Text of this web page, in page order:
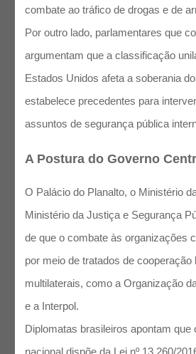
combate ao tráfico de drogas e de
Por outro lado, parlamentares que
argumentam que a classificação
Estados Unidos afeta a soberania
estabelece precedentes para
assuntos de segurança pública
A Postura do Governo
O Palácio do Planalto, o Ministério
Ministério da Justiça e Segurança
de que o combate às organizações
por meio de tratados de cooperação
multilaterais, como a Organização
e a Interpol.
Diplomatas brasileiros apontam que
nacional dispõe da Lei nº 13.260/